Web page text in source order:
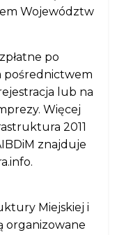
Województw
po
pośrednictwem
lub na
Więcej
2011
znajduje
Miejskiej i
organizowane